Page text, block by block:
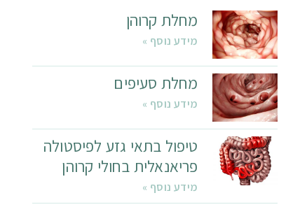
מחלת קרוהן
מידע נוסף »
מחלת סעיפים
מידע נוסף »
טיפול בתאי גזע לפיסטולה
פריאנאלית בחולי קרוהן
מידע נוסף »